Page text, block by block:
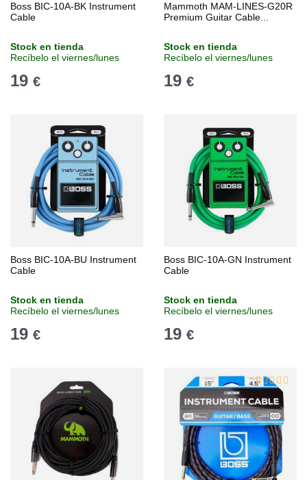
Boss BIC-10A-BK Instrument
Cable
Stock en tienda
Recíbelo el viernes/lunes
19 €
Mammoth MAM-LINES-G20R
Premium Guitar Cable...
Stock en tienda
Recíbelo el viernes/lunes
19 €
Boss BIC-10A-BU Instrument
Cable
Stock en tienda
Recíbelo el viernes/lunes
19 €
Boss BIC-10A-GN Instrument
Cable
Stock en tienda
Recíbelo el viernes/lunes
19 €